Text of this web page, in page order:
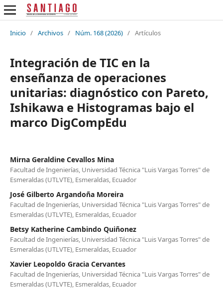
Inicio / Archivos / Núm. 168 (2026) / Artículos
Integración de TIC en la
enseñanza de operaciones
unitarias: diagnóstico con Pareto,
Ishikawa e Histogramas bajo el
marco DigCompEdu
Mirna Geraldine Cevallos Mina
Facultad de Ingenierías, Universidad Técnica "Luis Vargas Torres" de
Esmeraldas (UTLVTE), Esmeraldas, Ecuador
José Gilberto Argandoña Moreira
Facultad de Ingenierías, Universidad Técnica "Luis Vargas Torres" de
Esmeraldas (UTLVTE), Esmeraldas, Ecuador
Betsy Katherine Cambindo Quiñonez
Facultad de Ingenierías, Universidad Técnica "Luis Vargas Torres" de
Esmeraldas (UTLVTE), Esmeraldas, Ecuador
Xavier Leopoldo Gracia Cervantes
Facultad de Ingenierías, Universidad Técnica "Luis Vargas Torres" de
Esmeraldas (UTLVTE), Esmeraldas, Ecuador